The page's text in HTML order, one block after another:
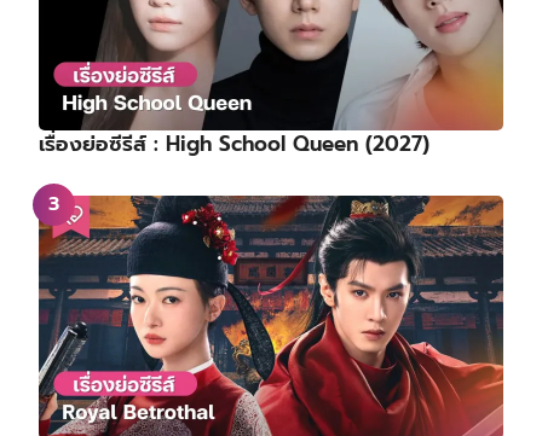
เรื่องย่อซีรีส์ : High School Queen (2027)